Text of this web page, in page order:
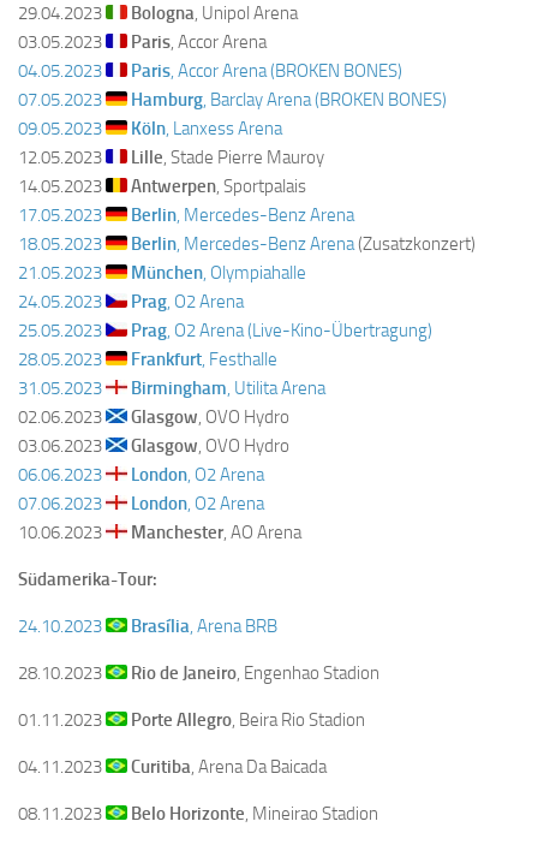
29.04.2023
Bologna , Unipol Arena
03.05.2023
Paris , Accor Arena
04.05.2023
Paris , Accor Arena (BROKEN BONES)
07.05.2023
Hamburg , Barclay Arena (BROKEN BONES)
09.05.2023
Köln , Lanxess Arena
12.05.2023
Lille , Stade Pierre Mauroy
14.05.2023
Antwerpen , Sportpalais
17.05.2023
Berlin , Mercedes-Benz Arena
18.05.2023
Berlin , Mercedes-Benz Arena(Zusatzkonzert)
21.05.2023
München , Olympiahalle
24.05.2023
Prag , O2 Arena
25.05.2023
Prag , O2 Arena (Live-Kino-Übertragung)
28.05.2023
Frankfurt , Festhalle
31.05.2023
Birmingham , Utilita Arena
02.06.2023
Glasgow , OVO Hydro
03.06.2023
Glasgow , OVO Hydro
06.06.2023
London , O2 Arena
07.06.2023
London , O2 Arena
10.06.2023
Manchester, AO Arena
Südamerika-Tour:
24.10.2023 Brasília , Arena BRB
28.10.2023 Rio de Janeiro , Engenhao Stadion
01.11.2023 Porte Allegro , Beira Rio Stadion
04.11.2023 Curitiba , Arena Da Baicada
08.11.2023 Belo Horizonte , Mineirao Stadion